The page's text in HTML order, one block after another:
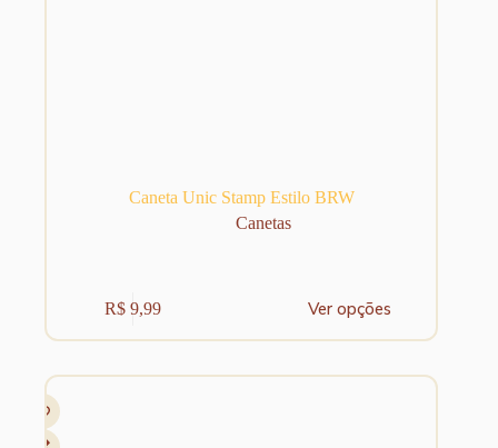
Caneta Unic Stamp Estilo BRW
Canetas
R$ 9,99 Ver opções
tem
variantes.
As
opções
podem